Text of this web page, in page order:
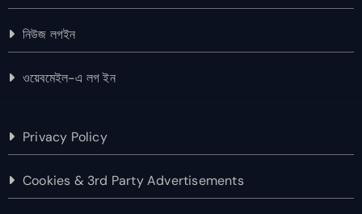
নিউজ লগইন
ওয়েবমেইল-এ লগ ইন
Privacy Policy
Cookies & 3rd Party Advertisements